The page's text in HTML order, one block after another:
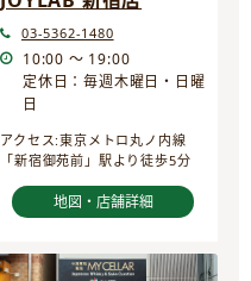
03-5362-1480
10:00 ～ 19:00
定休日：毎週木曜日・日曜
日
アクセス:東京メトロ丸ノ内線
「新宿御苑前」駅より徒歩5分
地図・店舗詳細